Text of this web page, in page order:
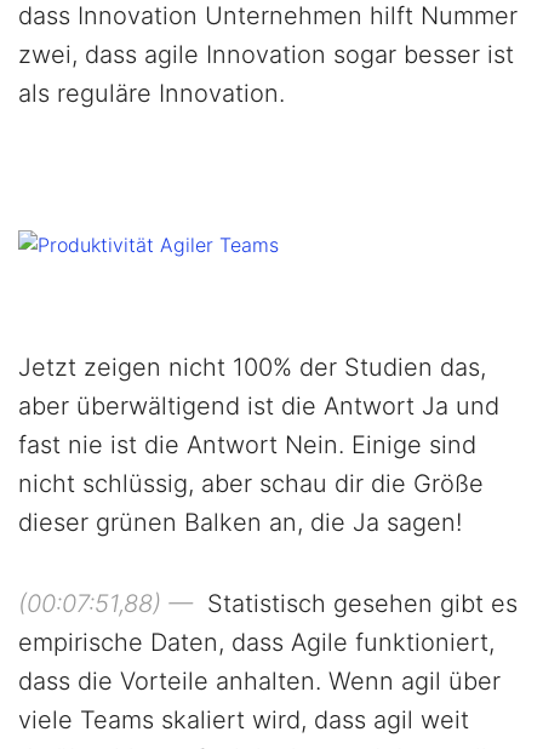
dass Innovation Unternehmen hilft Nummer
zwei, dass agile Innovation sogar besser ist
als reguläre Innovation.
Jetzt zeigen nicht 100% der Studien das,
aber überwältigend ist die Antwort Ja und
fast nie ist die Antwort Nein. Einige sind
nicht schlüssig, aber schau dir die Größe
dieser grünen Balken an, die Ja sagen!
(00:07:51,88) —Statistisch gesehen gibt es
empirische Daten, dass Agile funktioniert,
dass die Vorteile anhalten. Wenn agil über
viele Teams skaliert wird, dass agil weit